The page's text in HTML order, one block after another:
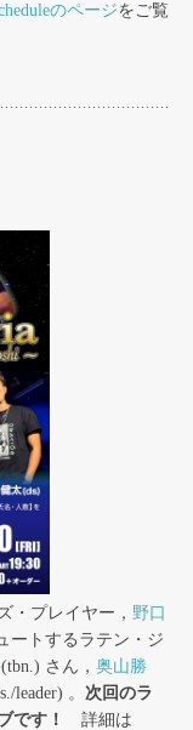
のページをご覧
・プレイヤー， 野口
ートするラテン・ジ
(tbn.) さん， 奥山勝
leader) 。 次回のラ
です！
詳細は